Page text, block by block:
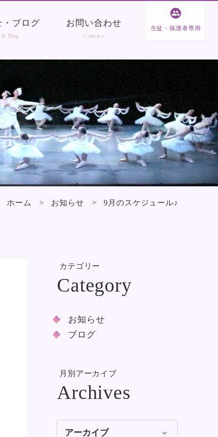
・ブログ お問い合わせ
生徒・保護者専用
ホーム お知らせ 9月のスケジュール♪
カテゴリー
お知らせ
ブログ
月別アーカイブ